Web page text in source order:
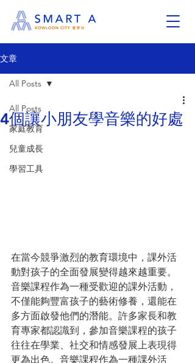
文章
All Posts
家庭教育
兒童成長
學習工具
All Posts
4個讓小朋友學音樂的好處
在當今競爭激烈的教育環境中，課外活
動對孩子的全面發展變得越來越重要。
音樂課程作為一種受歡迎的課外活動，
不僅能夠豐富孩子的藝術修養，還能在
多方面啟發他們的潛能。許多家長和教
育專家都認識到，參加音樂課程的孩子
往往在學業、社交和情感發展上表現得
更為出色。音樂課程作為一種課外活